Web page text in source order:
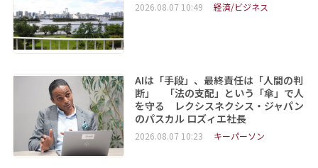
2026.08.07 10:49 経済/ビジネス
AIは「手段」、最終責任は「人間の判
断」 「法の支配」という「傘」で人
を守る レクシスネクシス・ジャパン
のパスカル ロズィエ社長
2026.08.07 10:23 キーパーソン